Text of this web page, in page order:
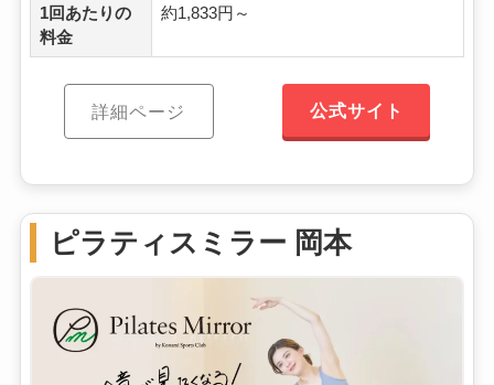
1回あたりの
料金
約1,833円～
詳細ページ 公式サイト
ピラティスミラー 岡本